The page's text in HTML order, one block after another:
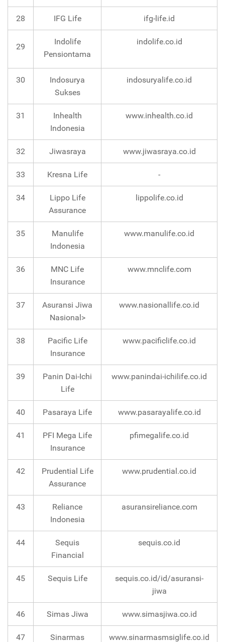
28 IFG Life ifg-life.id
29
Indolife
Pensiontama
indolife.co.id
30
Indosurya
Sukses
indosuryalife.co.id
31
Inhealth
Indonesia
www.inhealth.co.id
32 Jiwasraya www.jiwasraya.co.id
33 Kresna Life -
34
Lippo Life
Assurance
lippolife.co.id
35
Manulife
Indonesia
www.manulife.co.id
36
MNC Life
Insurance
www.mnclife.com
37
Asuransi Jiwa
Nasional>
www.nasionallife.co.id
38
Pacific Life
Insurance
www.pacificlife.co.id
39
Panin Dai-Ichi
Life
www.panindai-ichilife.co.id
40 Pasaraya Life www.pasarayalife.co.id
41
PFI Mega Life
Insurance
pfimegalife.co.id
42
Prudential Life
Assurance
www.prudential.co.id
43
Reliance
Indonesia
asuransireliance.com
44
Sequis
Financial
sequis.co.id
45 Sequis Life
sequis.co.id/id/asuransi-
jiwa
46 Simas Jiwa www.simasjiwa.co.id
47 Sinarmas www.sinarmasmsiglife.co.id